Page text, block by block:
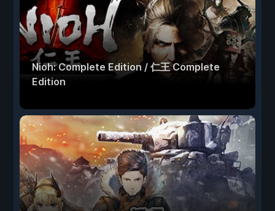
Nioh: Complete Edition / 仁王 Complete
Edition